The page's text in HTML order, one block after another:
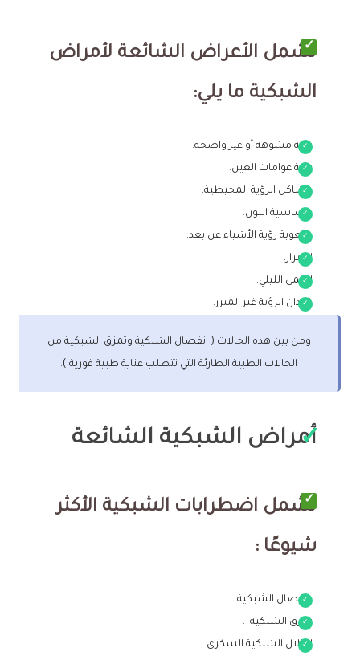
تشمل الأعراض الشائعة لأمراض
الشبكية ما يلي:
رؤية مشوهة أو غير واضحة.
رؤية عوامات العين.
مشاكل الرؤية المحيطية.
حساسية اللون.
صعوبة رؤية الأشياء عن بعد.
احمرار.
العمى الليلي.
فقدان الرؤية غير المبرر.
ومن بين هذه الحالات ( انفصال الشبكية وتمزق الشبكية من
الحالات الطبية الطارئة التي تتطلب عناية طبية فورية ).
أمراض الشبكية الشائعة
تشمل اضطرابات الشبكية الأكثر
شيوعًا :
انفصال الشبكية .
تمزق الشبكية .
اعتلال الشبكية السكري.